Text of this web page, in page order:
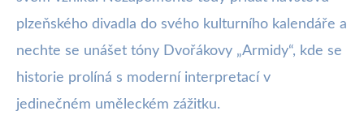
plzeňského divadla do svého kulturního kalendáře a
nechte se unášet tóny Dvořákovy „Armidy“, kde se
historie prolíná s moderní interpretací v
jedinečném uměleckém zážitku.